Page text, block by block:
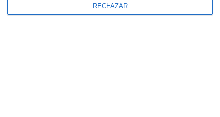
RECHAZAR